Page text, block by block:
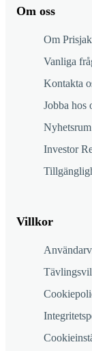
Om oss
Om
Vanliga
Kontakta
Jobba hos
Nyhetsrum
Investor
Villkor